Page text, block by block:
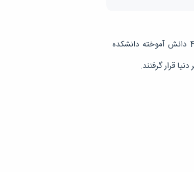
بر اساس اطلاعات جدید نمایه استنادی معتبر scopus ۲۰۲5، با بررسی مقالات مربوط به ۲۰۲4، 3 عضو هیات علمی و 4 دانش آموخته دانشکده